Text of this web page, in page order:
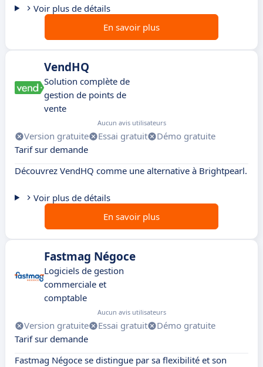
Voir plus de détails
En savoir plus
VendHQ
Solution complète de
gestion de points de
vente
Aucun avis utilisateurs
Version gratuite Essai gratuit
Démo gratuite
Tarif sur demande
Découvrez VendHQ comme une alternative à Brightpearl.
Voir plus de détails
En savoir plus
Fastmag Négoce
Logiciels de gestion
commerciale et
comptable
Aucun avis utilisateurs
Version gratuite Essai gratuit
Démo gratuite
Tarif sur demande
Fastmag Négoce se distingue par sa flexibilité et son